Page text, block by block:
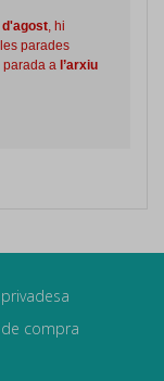
d'agost, hi
parades
parada a l’arxiu
compra